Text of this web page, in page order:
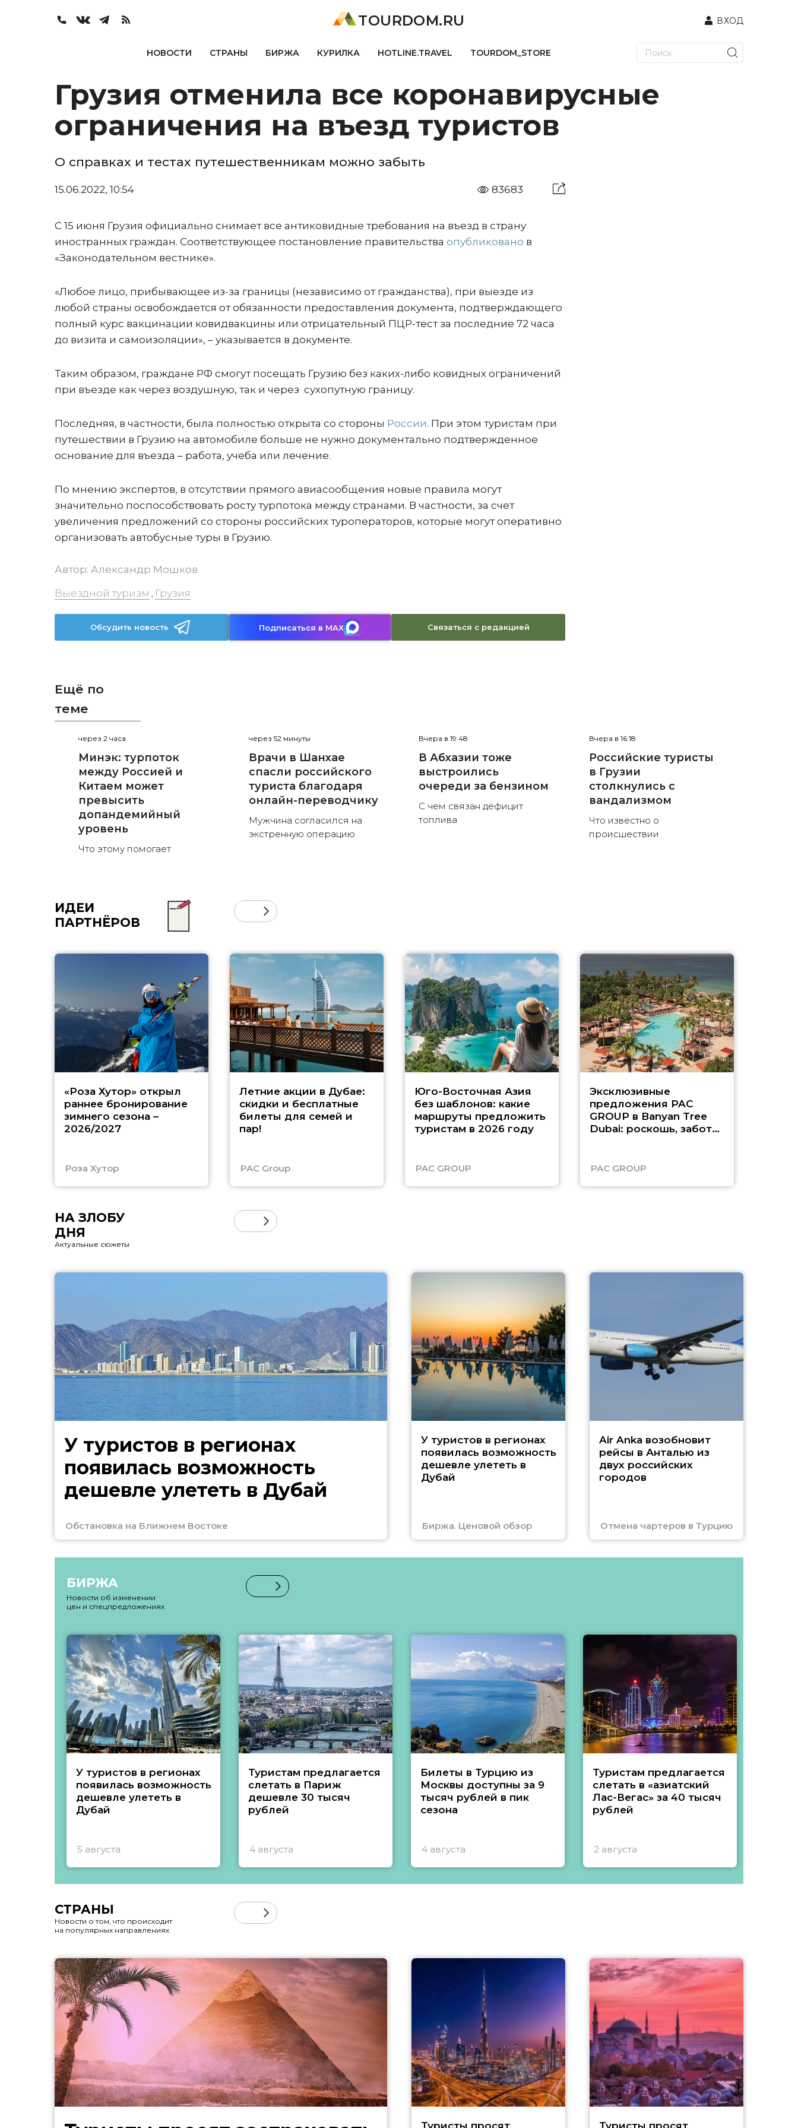
TOURDOM.RU ВХОД
НОВОСТИ СТРАНЫ БИРЖА КУРИЛКА HOTLINE.TRAVEL TOURDOM_STORE
Грузия отменила все коронавирусные
ограничения на въезд туристов
О справках и тестах путешественникам можно забыть
15.06.2022, 10:54 83683
С 15 июня Грузия официально снимает все антиковидные требования на въезд в страну
иностранных граждан. Соответствующее постановление правительства опубликовано в
«Законодательном вестнике».
«Любое лицо, прибывающее из-за границы (независимо от гражданства), при выезде из
любой страны освобождается от обязанности предоставления документа, подтверждающего
полный курс вакцинации ковидвакцины или отрицательный ПЦР-тест за последние 72 часа
до визита и самоизоляции», – указывается в документе.
Таким образом, граждане РФ смогут посещать Грузию без каких-либо ковидных ограничений
при въезде как через воздушную, так и через сухопутную границу.
Последняя, в частности, была полностью открыта со стороны России. При этом туристам при
путешествии в Грузию на автомобиле больше не нужно документально подтвержденное
основание для въезда – работа, учеба или лечение.
По мнению экспертов, в отсутствии прямого авиасообщения новые правила могут
значительно поспособствовать росту турпотока между странами. В частности, за счет
увеличения предложений со стороны российских туроператоров, которые могут оперативно
организовать автобусные туры в Грузию.
Автор: Александр Мошков
Выездной туризм , Грузия
Обсудить новость Подписаться в MAX Связаться с редакцией
Ещё по
теме
через 2 часа
Минэк: турпоток
между Россией и
Китаем может
превысить
допандемийный
уровень
Что этому помогает
через 52 минуты
Врачи в Шанхае
спасли российского
туриста благодаря
онлайн-переводчику
Мужчина согласился на
экстренную операцию
Вчера в 19:48
В Абхазии тоже
выстроились
очереди за бензином
С чем связан дефицит
топлива
Вчера в 16:18
Российские туристы
в Грузии
столкнулись с
вандализмом
Что известно о
происшествии
ИДЕИ
ПАРТНЁРОВ
«Роза Хутор» открыл
раннее бронирование
зимнего сезона –
2026/2027
Роза Хутор
Летние акции в Дубае:
скидки и бесплатные
билеты для семей и
пар!
PAC Group
Юго-Восточная Азия
без шаблонов: какие
маршруты предложить
туристам в 2026 году
PAC GROUP
Эксклюзивные
предложения PAC
GROUP в Banyan Tree
Dubai: роскошь, забота
PAC GROUP
НА ЗЛОБУ
ДНЯ
Актуальные сюжеты
У туристов в регионах
появилась возможность
дешевле улететь в Дубай
Обстановка на Ближнем Востоке
У туристов в регионах
появилась возможность
дешевле улететь в
Дубай
Биржа. Ценовой обзор
Air Anka возобновит
рейсы в Анталью из
двух российских
городов
Отмена чартеров в Турцию
БИРЖА
Новости об изменении
цен и спецпредложениях
У туристов в регионах
появилась возможность
дешевле улететь в
Дубай
5 августа
Туристам предлагается
слетать в Париж
дешевле 30 тысяч
рублей
4 августа
Билеты в Турцию из
Москвы доступны за 9
тысяч рублей в пик
сезона
4 августа
Туристам предлагается
слетать в «азиатский
Лас-Вегас» за 40 тысяч
рублей
2 августа
СТРАНЫ
Новости о том, что происходит
на популярных направлениях